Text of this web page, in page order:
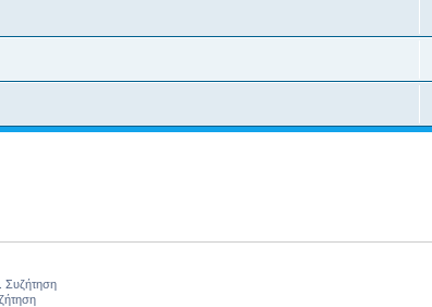
Συζήτηση